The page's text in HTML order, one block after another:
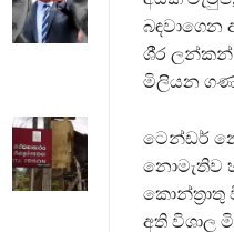
ශී‍්‍ර ලන්කන්
මිලියන
ටෙන්ඩර්
නොමැතිව
කොන්ත‍්‍රාතු
අති විශාල